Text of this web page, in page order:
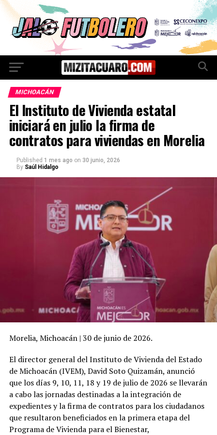
MICHOACÁN
El Instituto de Vivienda estatal
iniciará en julio la firma de
contratos para viviendas en Morelia
Published 1 mes ago on 30 junio, 2026
By Saúl Hidalgo
Morelia, Michoacán | 30 de junio de 2026.
El director general del Instituto de Vivienda del Estado
de Michoacán (IVEM), David Soto Quizamán, anunció
que los días 9, 10, 11, 18 y 19 de julio de 2026 se llevarán
a cabo las jornadas destinadas a la integración de
expedientes y la firma de contratos para los ciudadanos
que resultaron beneficiados en la primera etapa del
Programa de Vivienda para el Bienestar,